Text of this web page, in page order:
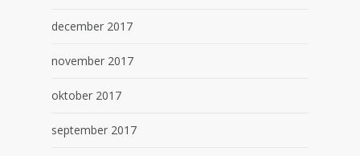
december 2017
november 2017
oktober 2017
september 2017